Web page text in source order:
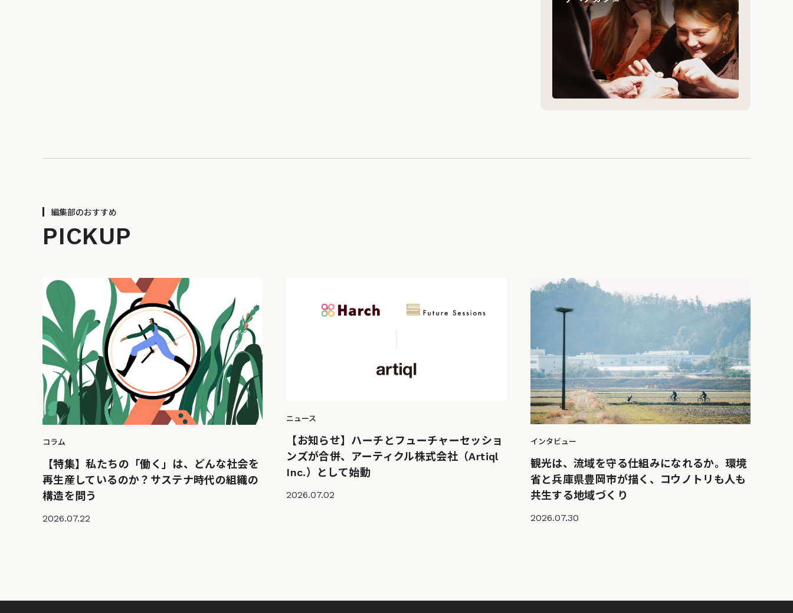
編集部のおすすめ
PICKUP
コラム
【特集】私たちの「働く」は、どんな社会を
再生産しているのか？サステナ時代の組織の
構造を問う
2026.07.22
ニュース
【お知らせ】ハーチとフューチャーセッショ
ンズが合併、アーティクル株式会社（Artiql
Inc.）として始動
2026.07.02
インタビュー
観光は、流域を守る仕組みになれるか。環境
省と兵庫県豊岡市が描く、コウノトリも人も
共生する地域づくり
2026.07.30